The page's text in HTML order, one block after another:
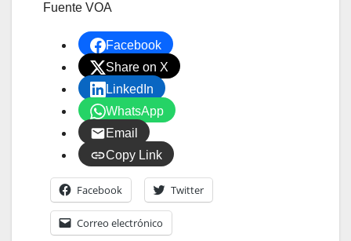
Fuente VOA
Facebook
Share on X
LinkedIn
WhatsApp
Email
Copy Link
Facebook Twitter
Correo electrónico